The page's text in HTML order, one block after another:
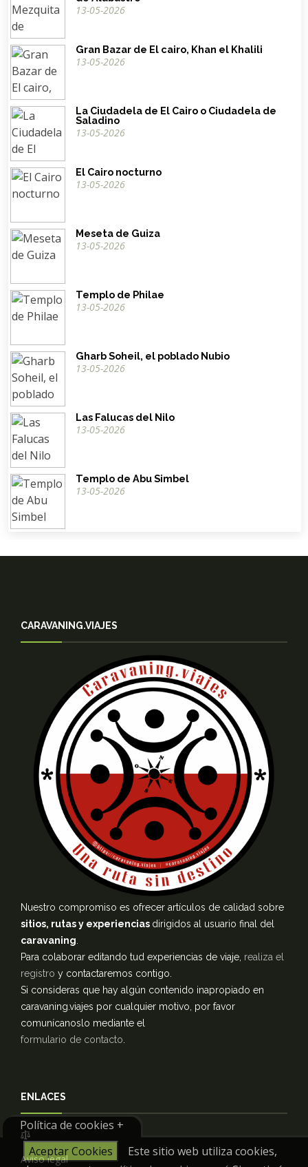
Aceptar Cookies
Este sitio web utiliza cookies,
Política de cookies +
13-05-2026
Gran Bazar de El cairo, Khan el Khalili
13-05-2026
La Ciudadela de El Cairo o Ciudadela de
Saladino
13-05-2026
El Cairo nocturno
13-05-2026
Meseta de Guiza
13-05-2026
Templo de Philae
13-05-2026
Gharb Soheil, el poblado Nubio
13-05-2026
Las Falucas del Nilo
13-05-2026
Templo de Abu Simbel
13-05-2026
CARAVANING.VIAJES
Nuestro compromiso es ofrecer artículos de calidad sobre
sitios, rutas y experiencias dirigidos al usuario final del
caravaning
Para colaborar editando tud experiencias de viaje, realiza el
registro y contactaremos contigo.
Si consideras que hay algún contenido inapropiado en
caravaning.viajes por cualquier motivo, por favor
comunícanoslo mediante el
formulario de contacto
ENLACES
Aviso legal